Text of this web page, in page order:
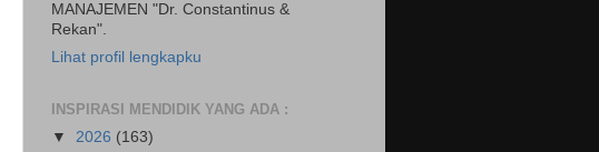
MANAJEMEN "Dr. Constantinus &
Rekan".
Lihat profil lengkapku
INSPIRASI MENDIDIK YANG ADA :
▼ 2026 (163)